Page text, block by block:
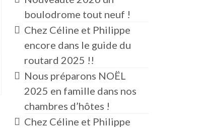
boulodrome tout neuf !
Chez Céline et Philippe
encore dans le guide du
routard 2025 !!
Nous préparons NOËL
2025 en famille dans nos
chambres d’hôtes !
Chez Céline et Philippe